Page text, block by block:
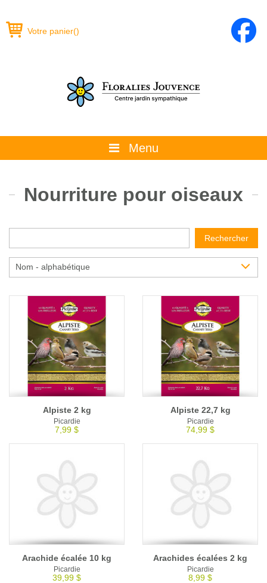
Votre panier()
Menu
La boutique
Conseils
Calendrier horticole
Service à la clientèle
Nourriture pour oiseaux
Rechercher
Nom - alphabétique
Alpiste 2 kg
Picardie
7,99 $
Alpiste 22,7 kg
Picardie
74,99 $
Arachide écalée 10 kg
Picardie
39,99 $
Arachides écalées 2 kg
Picardie
8,99 $